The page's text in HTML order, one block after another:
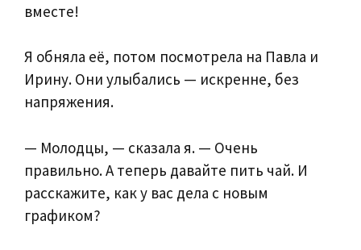
вместе!
Я обняла её, потом посмотрела на Павла и
Ирину. Они улыбались — искренне, без
напряжения.
— Молодцы, — сказала я. — Очень
правильно. А теперь давайте пить чай. И
расскажите, как у вас дела с новым
графиком?